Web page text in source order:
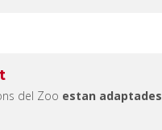
del Zoo estan adaptades